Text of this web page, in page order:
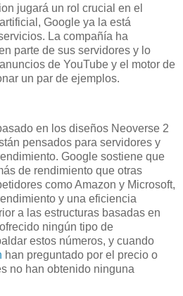
jugará un rol crucial en el
Google ya la está
La compañía ha
parte de sus servidores y lo
de YouTube y el motor de
un par de ejemplos.
en los diseños Neoverse 2
pensados para servidores y
Google sostiene que
de rendimiento que otras
como Amazon y Microsoft,
y una eficiencia
a las estructuras basadas en
ningún tipo de
estos números, y cuando
han preguntado por el precio o
no han obtenido ninguna